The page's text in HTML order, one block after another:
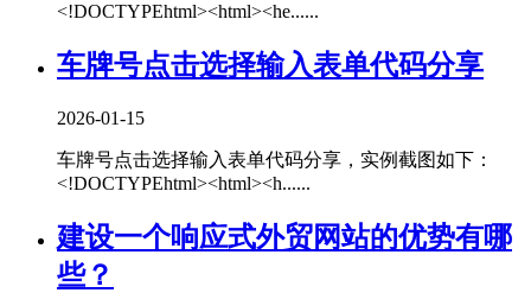
<!DOCTYPEhtml><html><he......
车牌号点击选择输入表单代码分享
2026-01-15
车牌号点击选择输入表单代码分享，实例截图如下：
<!DOCTYPEhtml><html><h......
建设一个响应式外贸网站的优势有哪
些？